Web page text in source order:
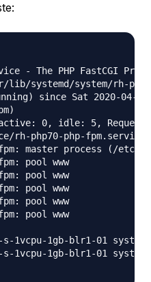
- The PHP FastCGI
lib/systemd/system/rh-
since Sat 2020-04-18
0, idle: 5,
rh-php70-php-fpm.service
master process (/etc/
pool www
pool www
pool www
pool www
pool www
1vcpu-1gb-blr1-01
1vcpu-1gb-blr1-01